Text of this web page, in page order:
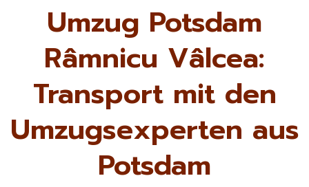
Umzug Potsdam
Râmnicu Vâlcea:
Transport mit den
Umzugsexperten aus
Potsdam